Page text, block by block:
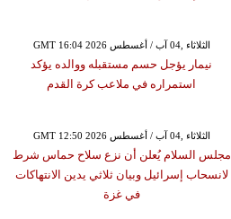
GMT 16:04 2026 الثلاثاء ,04 آب / أغسطس
نيمار يؤجل حسم مستقبله ووالده يؤكد
استمراره في ملاعب كرة القدم
GMT 12:50 2026 الثلاثاء ,04 آب / أغسطس
مجلس السلام يُعلن أن نزع سلاح حماس شرط
لانسحاب إسرائيل وبيان ثلاثي يدين الانتهاكات
في غزة